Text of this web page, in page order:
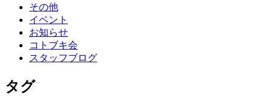
その他
イベント
お知らせ
コトブキ会
スタッフブログ
タグ